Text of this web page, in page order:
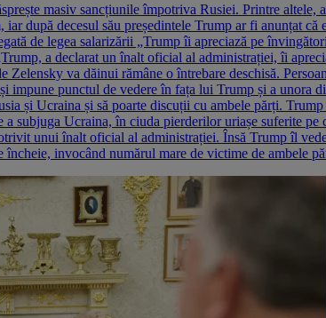
masiv sancțiunile împotriva Rusiei. Printre
după decesul său președintele Trump ar fi anunțat
de legea salarizării „Trump îi apreciază pe
a declarat un înalt oficial al administrației, îi
va dăinui rămâne o întrebare deschisă.
punctul de vedere în fața lui Trump și a unora
și Ucraina și să poarte discuții cu ambele părți.
subjuga Ucraina, în ciuda pierderilor uriașe suferite
unui înalt oficial al administrației. Însă Trump îl
invocând numărul mare de victime de ambele